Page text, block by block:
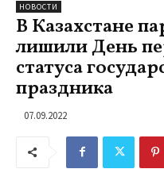
НОВОСТИ
В Казахстане
лишили День
статуса
праздника
07.09.2022